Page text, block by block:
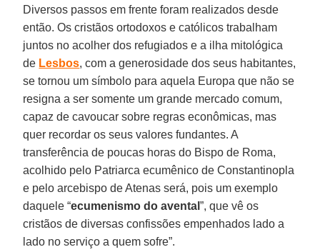
Diversos passos em frente foram realizados desde
então. Os cristãos ortodoxos e católicos trabalham
juntos no acolher dos refugiados e a ilha mitológica
de Lesbos, com a generosidade dos seus habitantes,
se tornou um símbolo para aquela Europa que não se
resigna a ser somente um grande mercado comum,
capaz de cavoucar sobre regras econômicas, mas
quer recordar os seus valores fundantes. A
transferência de poucas horas do Bispo de Roma,
acolhido pelo Patriarca ecumênico de Constantinopla
e pelo arcebispo de Atenas será, pois um exemplo
daquele “ecumenismo do avental”, que vê os
cristãos de diversas confissões empenhados lado a
lado no serviço a quem sofre”.